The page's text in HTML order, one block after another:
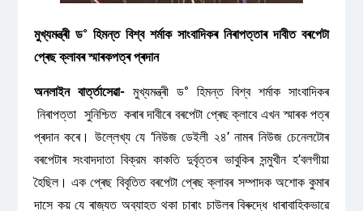
মুখ্যমন্ত্ৰী ড° হিমন্ত বিশ্ব শৰ্মাক সাংবাদিকৰ নিৰাপত্তাৰ দাবীত বৰপেটা
প্ৰেছ ক্লাবৰ স্মাৰকপত্ৰ প্ৰদান
অনলাইন বাৰ্ত্তাসেৱা-মুখ্যমন্ত্ৰী ড° হিমন্ত বিশ্ব শৰ্মাক সাংবাদিকৰ
নিৰাপত্তা সুনিশ্চিত কৰাৰ দাবীৰে বৰপেটা প্ৰেছ ক্লাবে এখন স্মাৰক পত্ৰ
প্ৰদান কৰে। উল্লেখ্য যে ‘নিউজ ডেইলী ২৪’ নামৰ নিউজ চেনেলটোৰ
বৰপেটাৰ সংবাদদাতা বিক্রম কাকতি দুর্বৃত্তৰ ভাবুকিৰ সন্মুখীন হ’বলগীয়া
হৈছিল। এক প্ৰেছ বিবৃতিত বৰপেটা প্ৰেছ ক্লাবৰ সম্পাদক অশোক কুমাৰ
দাসে কয় যে ৰাজ্যত অব্যাহত থকা চাৰাং চাউলৰ বিৰুদ্ধে ধাৰাবাহিকভাৱে